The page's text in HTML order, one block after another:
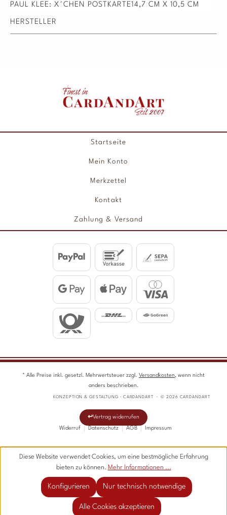
PAUL KLEE: X´CHEN POSTKARTE14,7 CM X 10,5 CM
HERSTELLER
Startseite
Mein Konto
Merkzettel
Kontakt
Zahlung & Versand
* Alle Preise inkl. gesetzl. Mehrwertsteuer zzgl. Versandkosten, wenn nicht
anders beschrieben.
KONZEPTION & GESTALTUNG · CARDANDART · © 2026 CARDANDART
Vertrag widerrufen
Widerruf
Datenschutz AGB Impressum
Diese Website verwendet Cookies, um eine bestmögliche Erfahrung
bieten zu können. Mehr Informationen ...
Nur technisch notwendige
Konfigurieren
Alle Cookies akzeptieren